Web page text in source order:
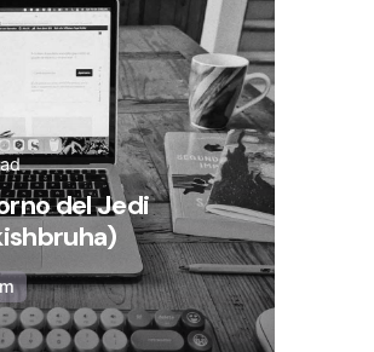
Posted by
Olivia Camarena
del Jedi